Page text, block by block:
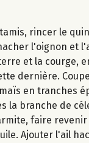
rincer le
l'oignon et
et la courge,
dernière.
en tranches
la branche de
faire
Ajouter l'ail